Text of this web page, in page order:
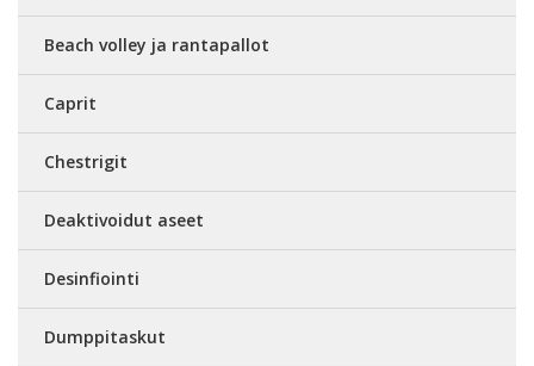
Beach volley ja rantapallot
Caprit
Chestrigit
Deaktivoidut aseet
Desinfiointi
Dumppitaskut